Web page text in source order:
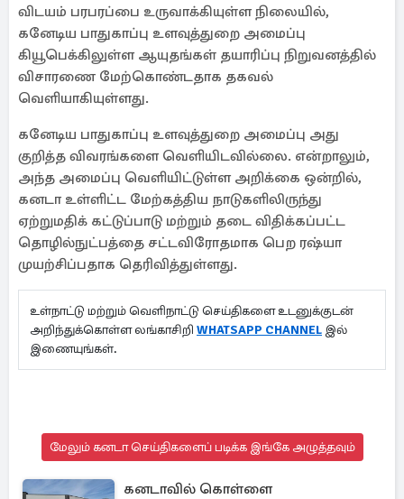
விடயம் பரபரப்பை உருவாக்கியுள்ள நிலையில்,
கனேடிய பாதுகாப்பு உளவுத்துறை அமைப்பு
கியூபெக்கிலுள்ள ஆயுதங்கள் தயாரிப்பு நிறுவனத்தில்
விசாரணை மேற்கொண்டதாக தகவல்
வெளியாகியுள்ளது.
கனேடிய பாதுகாப்பு உளவுத்துறை அமைப்பு அது
குறித்த விவரங்களை வெளியிடவில்லை. என்றாலும்,
அந்த அமைப்பு வெளியிட்டுள்ள அறிக்கை ஒன்றில்,
கனடா உள்ளிட்ட மேற்கத்திய நாடுகளிலிருந்து
ஏற்றுமதிக் கட்டுப்பாடு மற்றும் தடை விதிக்கப்பட்ட
தொழில்நுட்பத்தை சட்டவிரோதமாக பெற ரஷ்யா
முயற்சிப்பதாக தெரிவித்துள்ளது.
உள்நாட்டு மற்றும் வெளிநாட்டு செய்திகளை உடனுக்குடன்
அறிந்துக்கொள்ள லங்காசிறி WHATSAPP CHANNEL இல்
இணையுங்கள்.
மேலும் கனடா செய்திகளைப் படிக்க இங்கே அழுத்தவும்
கனடாவில் கொள்ளை